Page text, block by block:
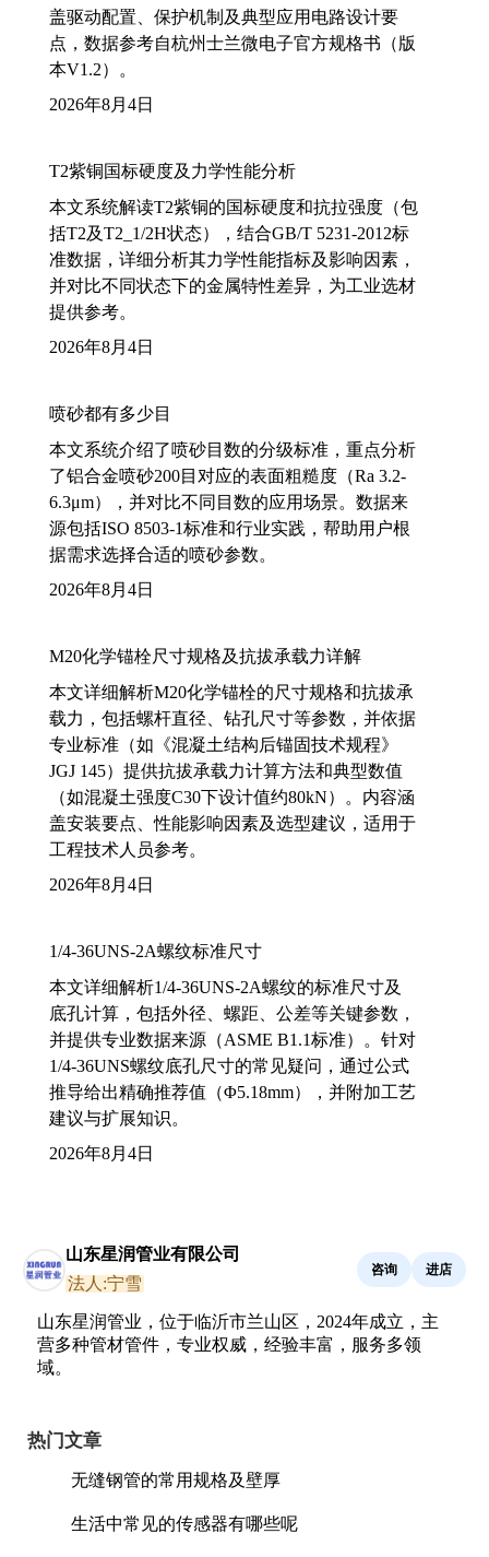
盖驱动配置、保护机制及典型应用电路设计要
点，数据参考自杭州士兰微电子官方规格书（版
本V1.2）。
2026年8月4日
T2紫铜国标硬度及力学性能分析
本文系统解读T2紫铜的国标硬度和抗拉强度（包
括T2及T2_1/2H状态），结合GB/T 5231-2012标
准数据，详细分析其力学性能指标及影响因素，
并对比不同状态下的金属特性差异，为工业选材
提供参考。
2026年8月4日
喷砂都有多少目
本文系统介绍了喷砂目数的分级标准，重点分析
了铝合金喷砂200目对应的表面粗糙度（Ra 3.2-
6.3μm），并对比不同目数的应用场景。数据来
源包括ISO 8503-1标准和行业实践，帮助用户根
据需求选择合适的喷砂参数。
2026年8月4日
M20化学锚栓尺寸规格及抗拔承载力详解
本文详细解析M20化学锚栓的尺寸规格和抗拔承
载力，包括螺杆直径、钻孔尺寸等参数，并依据
专业标准（如《混凝土结构后锚固技术规程》
JGJ 145）提供抗拔承载力计算方法和典型数值
（如混凝土强度C30下设计值约80kN）。内容涵
盖安装要点、性能影响因素及选型建议，适用于
工程技术人员参考。
2026年8月4日
1/4-36UNS-2A螺纹标准尺寸
本文详细解析1/4-36UNS-2A螺纹的标准尺寸及
底孔计算，包括外径、螺距、公差等关键参数，
并提供专业数据来源（ASME B1.1标准）。针对
1/4-36UNS螺纹底孔尺寸的常见疑问，通过公式
推导给出精确推荐值（Φ5.18mm），并附加工艺
建议与扩展知识。
2026年8月4日
山东星润管业有限公司
法人:宁雪
咨询 进店
山东星润管业，位于临沂市兰山区，2024年成立，主
营多种管材管件，专业权威，经验丰富，服务多领
域。
热门文章
无缝钢管的常用规格及壁厚
生活中常见的传感器有哪些呢